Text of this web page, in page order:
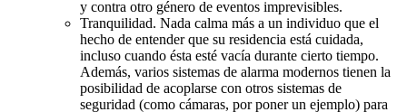
y contra otro género de eventos imprevisibles.
Tranquilidad. Nada calma más a un individuo que el
hecho de entender que su residencia está cuidada,
incluso cuando ésta esté vacía durante cierto tiempo.
Además, varios sistemas de alarma modernos tienen la
posibilidad de acoplarse con otros sistemas de
seguridad (como cámaras, por poner un ejemplo) para